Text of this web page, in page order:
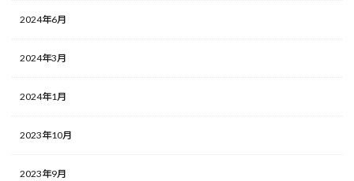
2024年6月
2024年3月
2024年1月
2023年10月
2023年9月